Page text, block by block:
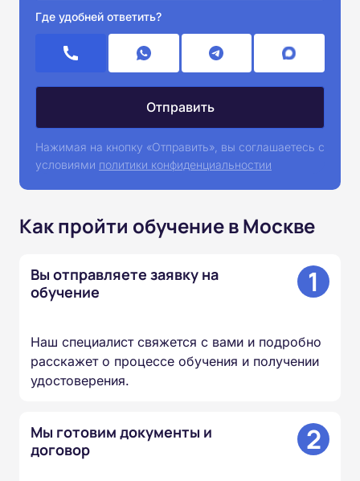
Где удобней ответить?
Нажимая на кнопку «Отправить», вы соглашаетесь с
условиями политики конфиденциальностии
Как пройти обучение в Москве
Вы отправляете заявку на
обучение
1
Наш специалист свяжется с вами и подробно
расскажет о процессе обучения и получении
удостоверения.
Мы готовим документы и
договор
2